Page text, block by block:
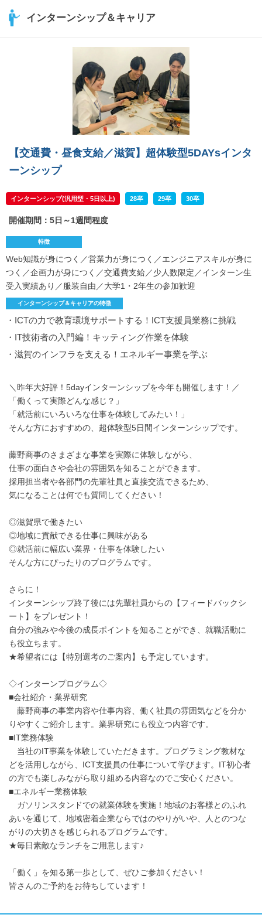
インターンシップ＆キャリア
【交通費・昼食支給／滋賀】超体験型5DAYsインタ
ーンシップ
インターンシップ(汎用型・5日以上) 28卒 29卒 30卒
開催期間：5日～1週間程度
特徴
Web知識が身につく／営業力が身につく／エンジニアスキルが身に
つく／企画力が身につく／交通費支給／少人数限定／インターン生
受入実績あり／服装自由／大学1・2年生の参加歓迎
インターンシップ＆キャリアの特徴
・ICTの力で教育環境サポートする！ICT支援員業務に挑戦
・IT技術者の入門編！キッティング作業を体験
・滋賀のインフラを支える！エネルギー事業を学ぶ
＼昨年大好評！5dayインターンシップを今年も開催します！／
「働くって実際どんな感じ？」
「就活前にいろいろな仕事を体験してみたい！」
そんな方におすすめの、超体験型5日間インターンシップです。
藤野商事のさまざまな事業を実際に体験しながら、
仕事の面白さや会社の雰囲気を知ることができます。
採用担当者や各部門の先輩社員と直接交流できるため、
気になることは何でも質問してください！
◎滋賀県で働きたい
◎地域に貢献できる仕事に興味がある
◎就活前に幅広い業界・仕事を体験したい
そんな方にぴったりのプログラムです。
さらに！
インターンシップ終了後には先輩社員からの【フィードバックシ
ート】をプレゼント！
自分の強みや今後の成長ポイントを知ることができ、就職活動に
も役立ちます。
★希望者には【特別選考のご案内】も予定しています。
◇インターンプログラム◇
■会社紹介・業界研究
藤野商事の事業内容や仕事内容、働く社員の雰囲気などを分か
りやすくご紹介します。業界研究にも役立つ内容です。
■IT業務体験
当社のIT事業を体験していただきます。プログラミング教材な
どを活用しながら、ICT支援員の仕事について学びます。IT初心者
の方でも楽しみながら取り組める内容なのでご安心ください。
■エネルギー業務体験
ガソリンスタンドでの就業体験を実施！地域のお客様とのふれ
あいを通じて、地域密着企業ならではのやりがいや、人とのつな
がりの大切さを感じられるプログラムです。
★毎日素敵なランチをご用意します♪
「働く」を知る第一歩として、ぜひご参加ください！
皆さんのご予約をお待ちしています！